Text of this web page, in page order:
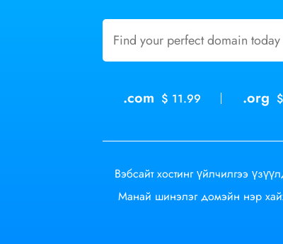
.com $ 11.99 .org
Вэбсайт хостинг үйлчилгээ
Манай шинэлэг домэйн нэр